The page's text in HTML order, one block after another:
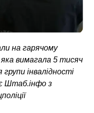
на гарячому
вимагала 5 тисяч
інвалідності
Штаб.інфо з